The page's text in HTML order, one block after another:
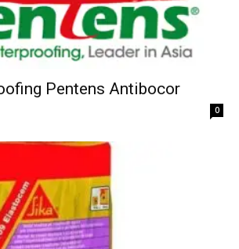
Pentens Antibocor
0